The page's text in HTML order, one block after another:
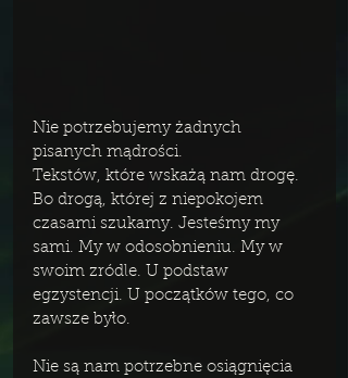
Nie potrzebujemy żadnych
pisanych mądrości.
Tekstów, które wskażą nam drogę.
Bo drogą, której z niepokojem
czasami szukamy. Jesteśmy my
sami. My w odosobnieniu. My w
swoim zródle. U podstaw
egzystencji. U początków tego, co
zawsze było.
Nie są nam potrzebne osiągnięcia